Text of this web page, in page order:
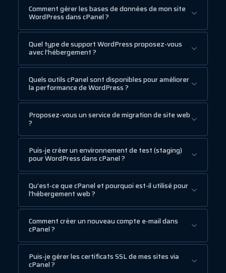
Comment gérer les bases de données de mon site
WordPress dans cPanel ?
Quel type de support WordPress proposez-vous
avec l’hébergement ?
Quels outils cPanel sont disponibles pour améliorer
la performance de WordPress ?
Proposez-vous un service de migration de site web
?
Puis-je créer un environnement de test (staging)
pour WordPress dans cPanel ?
Qu’est-ce que cPanel et pourquoi est-il utilisé pour
l’hébergement web ?
Comment créer un nouveau compte e-mail dans
cPanel ?
Puis-je gérer les certificats SSL de mes sites via
cPanel ?